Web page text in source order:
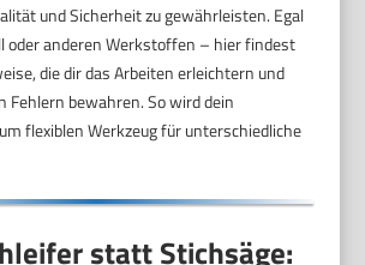
und Sicherheit zu gewährleisten. Egal
oder anderen Werkstoffen – hier findest
die dir das Arbeiten erleichtern und
Fehlern bewahren. So wird dein
flexiblen Werkzeug für unterschiedliche
statt Stichsäge: